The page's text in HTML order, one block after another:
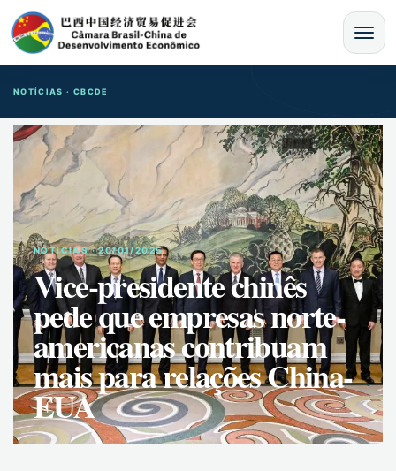
MENU
NOTÍCIAS · CBCDE
NOTíCIAS · 20/01/2025
Vice-presidente chinês
pede que empresas norte-
americanas contribuam
mais para relações China-
EUA